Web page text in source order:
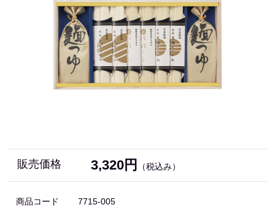
販売価格 3,320円 （税込み）
商品コード 7715-005